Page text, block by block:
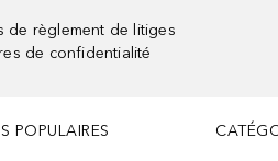
de règlement de litiges
de confidentialité
POPULAIRES